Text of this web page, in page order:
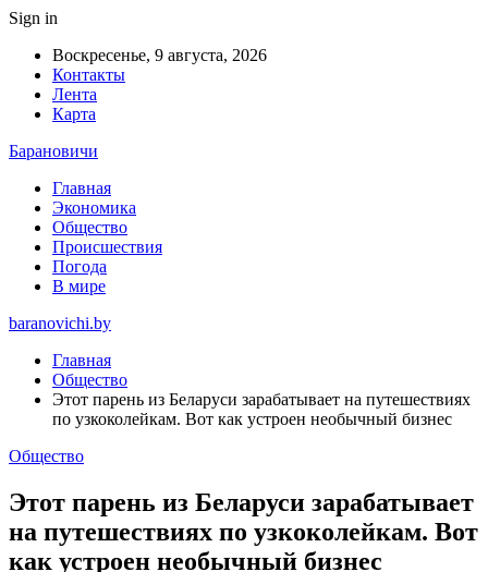
Sign in
Воскресенье, 9 августа, 2026
Контакты
Лента
Карта
Барановичи
Главная
Экономика
Общество
Происшествия
Погода
В мире
baranovichi.by
Главная
Общество
Этот парень из Беларуси зарабатывает на путешествиях
по узкоколейкам. Вот как устроен необычный бизнес
Общество
Этот парень из Беларуси зарабатывает
на путешествиях по узкоколейкам. Вот
как устроен необычный бизнес